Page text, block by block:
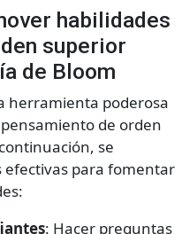
habilidades
superior
de Bloom
herramienta poderosa
de orden
se
para fomentar
: Hacer preguntas